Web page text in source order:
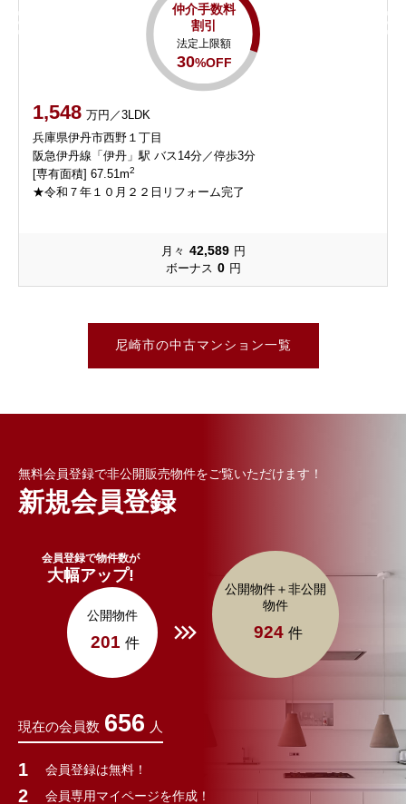
仲介手数料
割引
法定上限額
30%OFF
1,548 万円／3LDK
兵庫県伊丹市西野１丁目
阪急伊丹線「伊丹」駅 バス14分／停歩3分
[専有面積] 67.51m2
★令和７年１０月２２日リフォーム完了
月々 42,589 円
ボーナス 0 円
尼崎市の中古マンション一覧
無料会員登録で非公開販売物件をご覧いただけます！
新規会員登録
会員登録で物件数が
大幅アップ!
公開物件
201 件
公開物件＋非公開
物件
924 件
現在の会員数 656 人
会員登録は無料！
会員専用マイページを作成！